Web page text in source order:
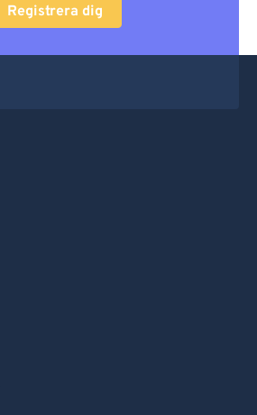
Registrera dig